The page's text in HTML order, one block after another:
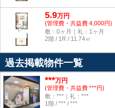
5.9万円
(管理費・共益費 4,000円)
敷：0ヶ月｜礼：1ヶ月
2階 / 1R / 11.74㎡
過去掲載物件一覧
***万円
(管理費・共益費 ***円)
敷：***｜礼：***
1階 / *** / ***